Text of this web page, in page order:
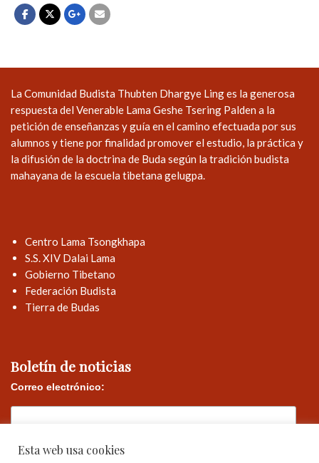
La Comunidad Budista Thubten Dhargye Ling es la generosa
respuesta del Venerable Lama Geshe Tsering Palden a la
petición de enseñanzas y guía en el camino efectuada por sus
alumnos y tiene por finalidad promover el estudio, la práctica y
la difusión de la doctrina de Buda según la tradición budista
mahayana de la escuela tibetana gelugpa.
Centro Lama Tsongkhapa
S.S. XIV Dalai Lama
Gobierno Tibetano
Federación Budista
Tierra de Budas
Boletín de noticias
Correo electrónico:
Esta web usa cookies